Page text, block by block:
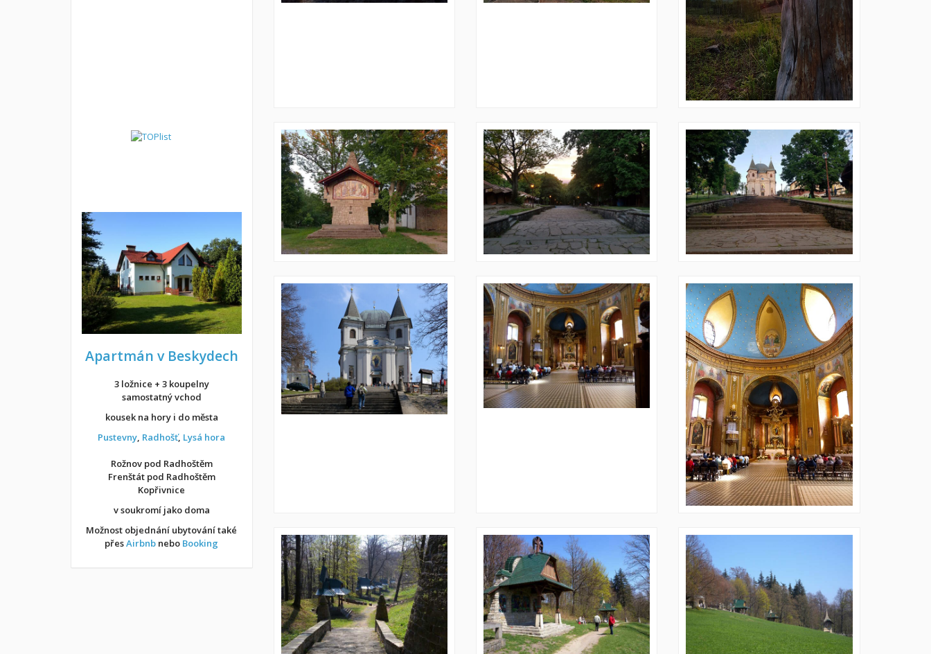
Apartmán v Beskydech
3 ložnice + 3 koupelny
samostatný vchod
kousek na hory i do města
Pustevny, Radhošť, Lysá hora
Rožnov pod Radhoštěm
Frenštát pod Radhoštěm
Kopřivnice
v soukromí jako doma
Možnost objednání ubytování také
přesAirbnb nebo Booking